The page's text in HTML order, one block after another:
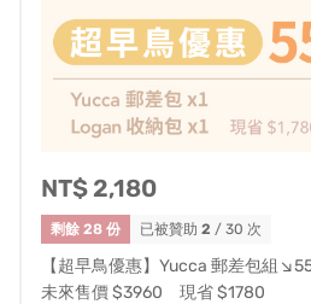
Alex 為 Gochic Bicycle 創辦人，
味。此次 Alex 與 Avier 合作設計
Avier，將其設計哲學融入到包包
NT$ 2,180
剩餘 28 份 已被贊助 2 / 30 次
【超早鳥優惠】Yucca 郵差包組
未來售價 $3960 現省 $1780